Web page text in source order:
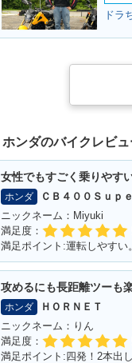
ドラ
ホンダのバイクレビュ
女性でもすごく乗りやす
ホンダ
ＣＢ４００Ｓｕｐ
ニックネーム：Miyuki
満足度：
攻めるにも長距離ツーも
ホンダ
ＨＯＲＮＥＴ
ニックネーム：りん
満足度：
満足ポイント:四発！2本出